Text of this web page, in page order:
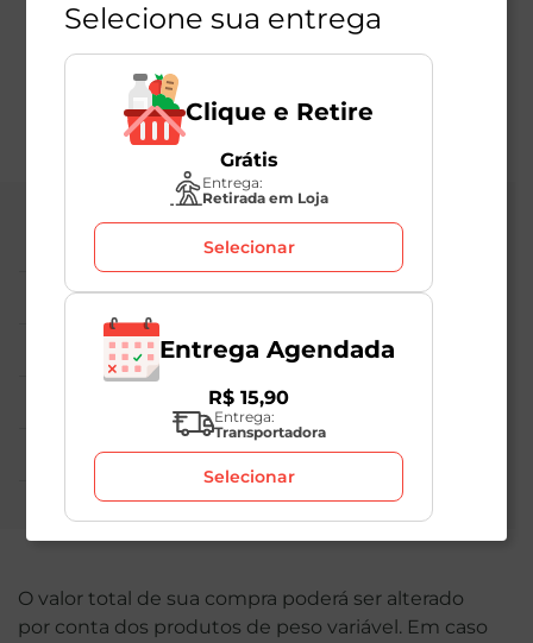
Central de Atendimento
Institucional
Políticas Mambo
Atedimento ao Consumidor
Nossas Redes
O valor total de sua compra poderá ser alterado
por conta dos produtos de peso variável. Em caso
Selecione sua entrega
Clique e Retire
Grátis
Entrega:
Retirada em Loja
Selecionar
Entrega Agendada
R$ 15,90
Entrega:
Transportadora
Selecionar